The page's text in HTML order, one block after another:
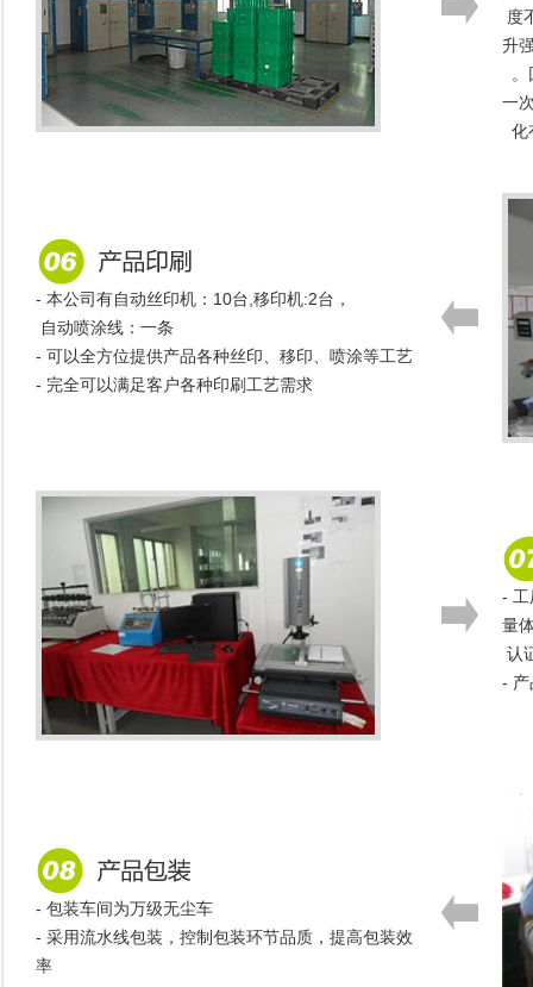
度
升
。
一
化
- 本公司有自动丝印机：10台,移印机:2台，
自动喷涂线：一条
- 可以全方位提供产品各种丝印、移印、喷涂等工艺
- 完全可以满足客户各种印刷工艺需求
- 工
量
认
- 产
- 包装车间为万级无尘车
- 采用流水线包装，控制包装环节品质，提高包装效
率